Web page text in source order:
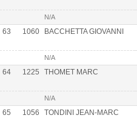
N/A
63 1060 BACCHETTA GIOVANNI
N/A
64 1225 THOMET MARC
N/A
65 1056 TONDINI JEAN-MARC